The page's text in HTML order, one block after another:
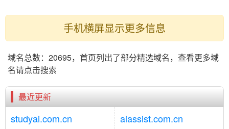
手机横屏显示更多信息
域名总数：20695，首页列出了部分精选域名，查看更多域
名请点击搜索
最近更新
studyai.com.cn aiassist.com.cn